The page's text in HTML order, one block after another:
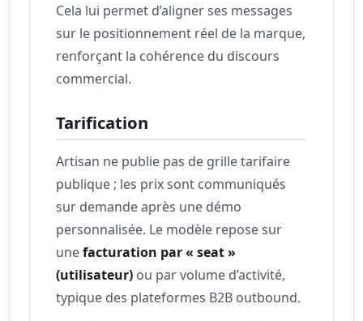
Cela lui permet d’aligner ses messages
sur le positionnement réel de la marque,
renforçant la cohérence du discours
commercial.
Tarification
Artisan ne publie pas de grille tarifaire
publique ; les prix sont communiqués
sur demande après une démo
personnalisée. Le modèle repose sur
unefacturation par « seat »
(utilisateur) ou par volume d’activité,
typique des plateformes B2B outbound.